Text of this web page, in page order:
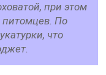
при этом
питомцев. По
что